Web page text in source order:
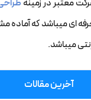
معتبر در زمینه
ای میباشد که آماده
میباشد.
آخرین مقالات